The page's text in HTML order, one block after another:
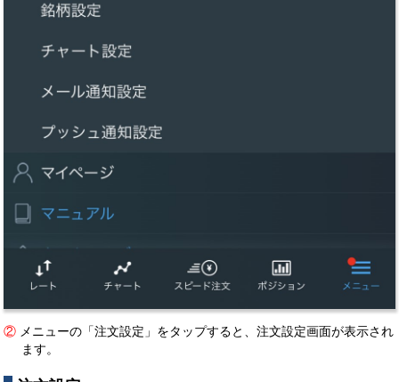
② メニューの「注文設定」をタップすると、注文設定画面が表示され
ます。